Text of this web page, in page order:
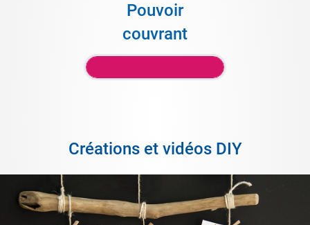
Pouvoir
couvrant
Créations et vidéos DIY